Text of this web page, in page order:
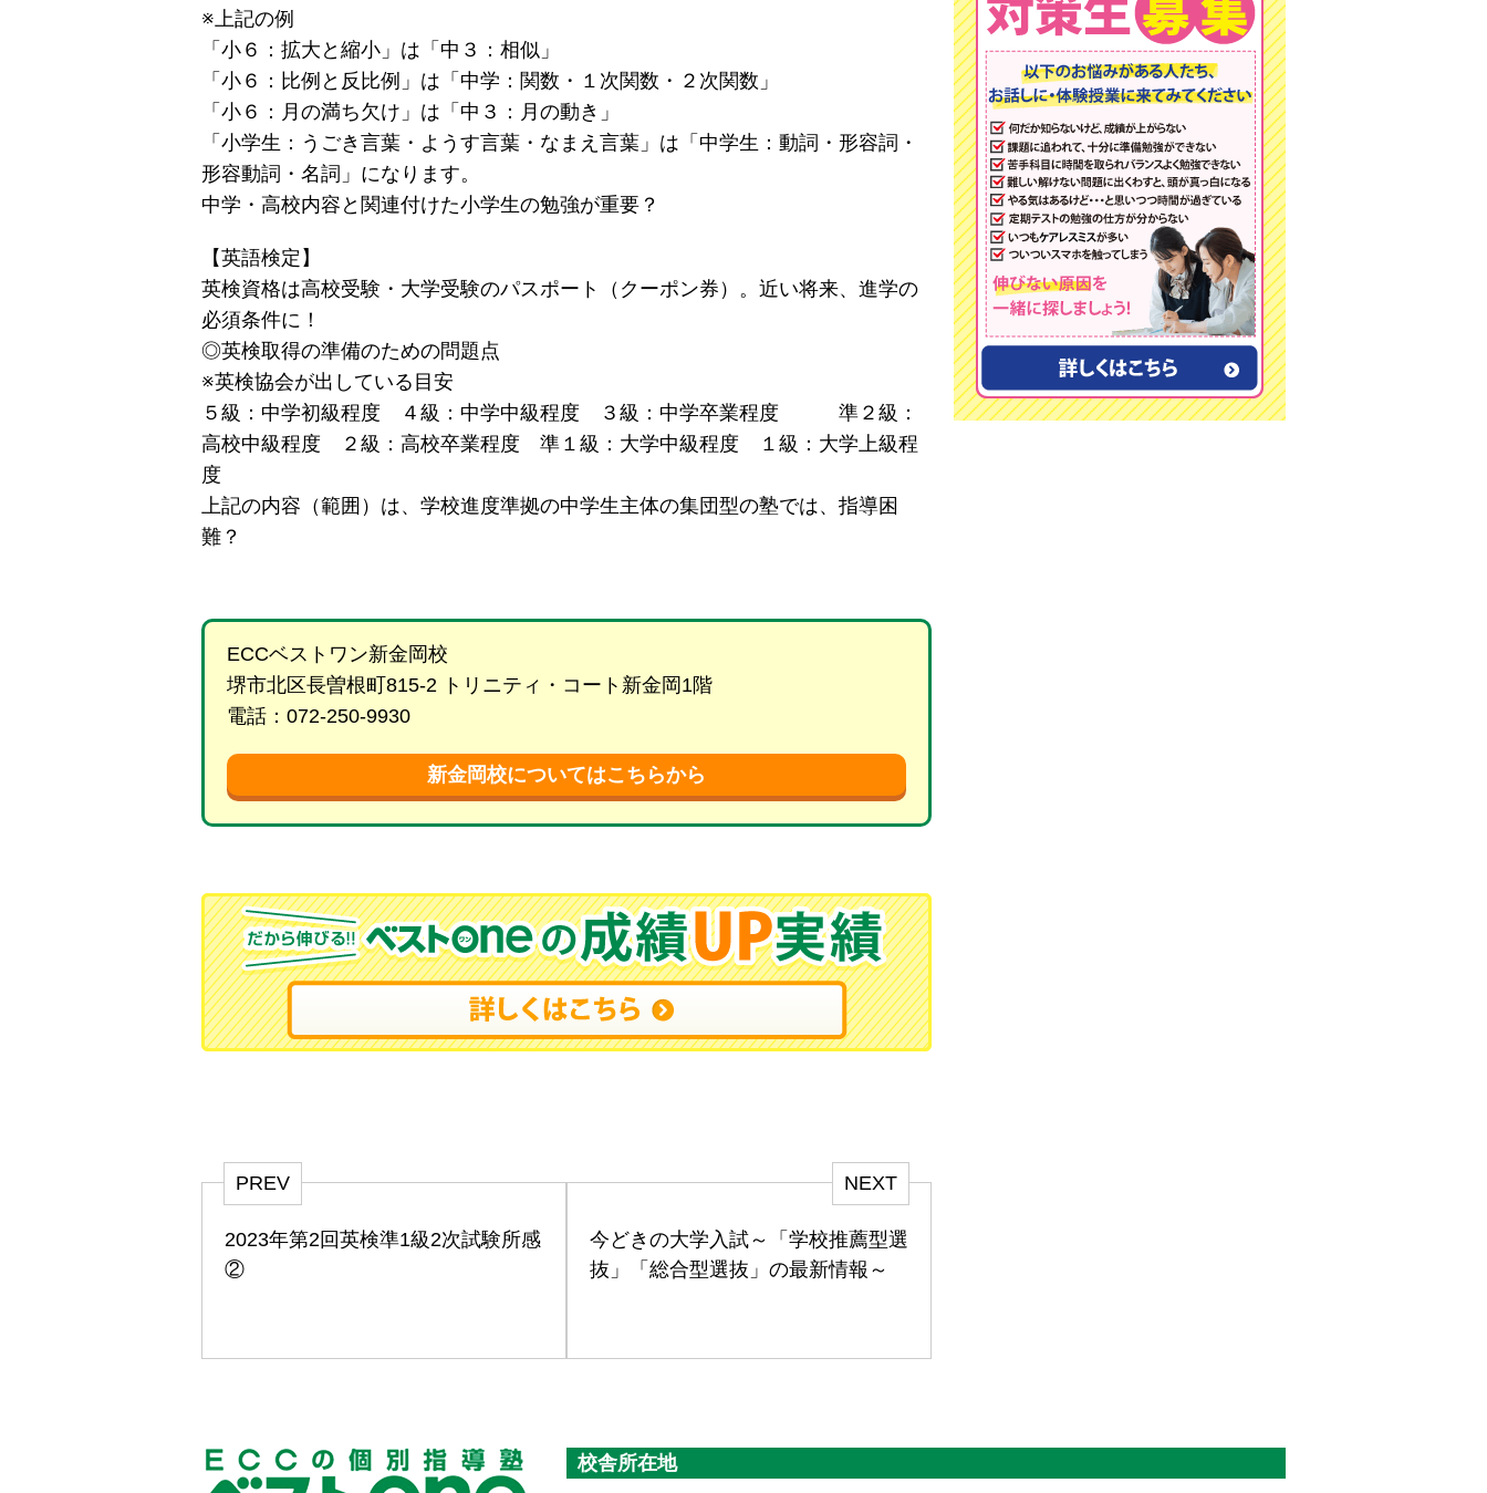
※上記の例
「小６：拡大と縮小」は「中３：相似」
「小６：比例と反比例」は「中学：関数・１次関数・２次関数」
「小６：月の満ち欠け」は「中３：月の動き」
「小学生：うごき言葉・ようす言葉・なまえ言葉」は「中学生：動詞・形容詞・
形容動詞・名詞」になります。
中学・高校内容と関連付けた小学生の勉強が重要？
【英語検定】
英検資格は高校受験・大学受験のパスポート（クーポン券）。近い将来、進学の
必須条件に！
◎英検取得の準備のための問題点
※英検協会が出している目安
５級：中学初級程度 ４級：中学中級程度 ３級：中学卒業程度 準２級：
高校中級程度 ２級：高校卒業程度 準１級：大学中級程度 １級：大学上級程
度
上記の内容（範囲）は、学校進度準拠の中学生主体の集団型の塾では、指導困
難？
ECCベストワン新金岡校
堺市北区長曽根町815-2 トリニティ・コート新金岡1階
電話：072-250-9930
新金岡校についてはこちらから
PREV
2023年第2回英検準1級2次試験所感
②
NEXT
今どきの大学入試～「学校推薦型選
抜」「総合型選抜」の最新情報～
校舎所在地